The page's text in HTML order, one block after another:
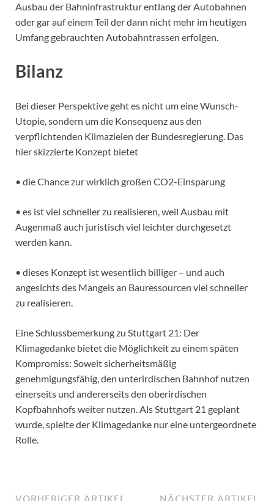
Ausbau der Bahninfrastruktur entlang der Autobahnen
oder gar auf einem Teil der dann nicht mehr im heutigen
Umfang gebrauchten Autobahntrassen erfolgen.
Bilanz
Bei dieser Perspektive geht es nicht um eine Wunsch-
Utopie, sondern um die Konsequenz aus den
verpflichtenden Klimazielen der Bundesregierung. Das
hier skizzierte Konzept bietet
• die Chance zur wirklich großen CO2-Einsparung
• es ist viel schneller zu realisieren, weil Ausbau mit
Augenmaß auch juristisch viel leichter durchgesetzt
werden kann.
• dieses Konzept ist wesentlich billiger – und auch
angesichts des Mangels an Bauressourcen viel schneller
zu realisieren.
Eine Schlussbemerkung zu Stuttgart 21: Der
Klimagedanke bietet die Möglichkeit zu einem späten
Kompromiss: Soweit sicherheitsmäßig
genehmigungsfähig, den unterirdischen Bahnhof nutzen
einerseits und andererseits den oberirdischen
Kopfbahnhofs weiter nutzen. Als Stuttgart 21 geplant
wurde, spielte der Klimagedanke nur eine untergeordnete
Rolle.
VORHERIGER ARTIKEL NÄCHSTER ARTIKEL